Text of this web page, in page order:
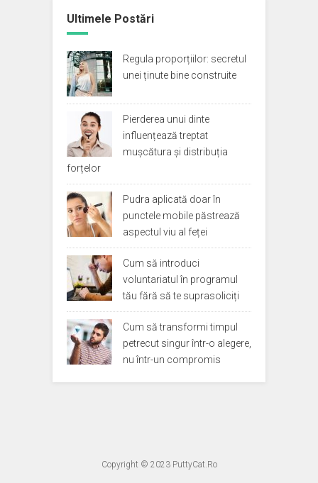
Ultimele Postări
Regula proporțiilor: secretul
unei ținute bine construite
Pierderea unui dinte
influențează treptat
mușcătura și distribuția
forțelor
Pudra aplicată doar în
punctele mobile păstrează
aspectul viu al feței
Cum să introduci
voluntariatul în programul
tău fără să te suprasoliciți
Cum să transformi timpul
petrecut singur într-o alegere,
nu într-un compromis
Copyright © 2023 PuttyCat.Ro